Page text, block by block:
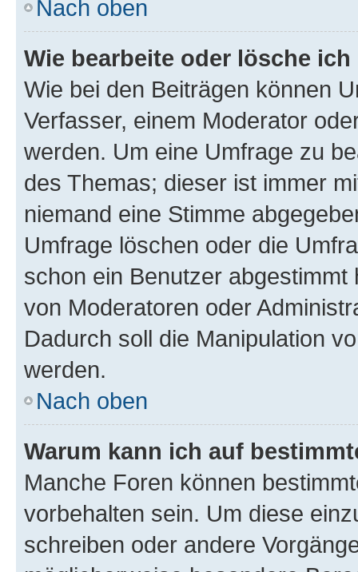
Nach oben
Wie bearbeite oder lösche
Wie bei den Beiträgen können
Verfasser, einem Moderator
werden. Um eine Umfrage zu
des Themas; dieser ist immer
niemand eine Stimme
Umfrage löschen oder die
schon ein Benutzer
von Moderatoren oder
Dadurch soll die Manipulation
werden.
Nach oben
Warum kann ich auf
Manche Foren können
vorbehalten sein. Um diese
schreiben oder andere